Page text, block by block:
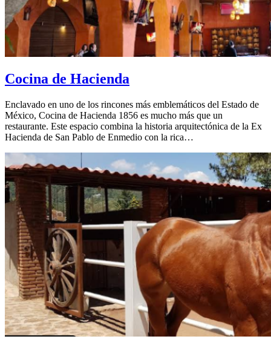
Cocina de Hacienda
Enclavado en uno de los rincones más emblemáticos del Estado de
México, Cocina de Hacienda 1856 es mucho más que un
restaurante. Este espacio combina la historia arquitectónica de la Ex
Hacienda de San Pablo de Enmedio con la rica…